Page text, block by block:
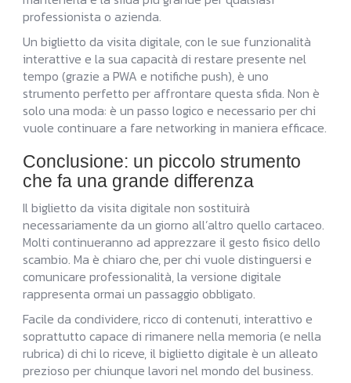
professionista o azienda.
Un biglietto da visita digitale, con le sue funzionalità
interattive e la sua capacità di restare presente nel
tempo (grazie a PWA e notifiche push), è uno
strumento perfetto per affrontare questa sfida. Non è
solo una moda: è un passo logico e necessario per chi
vuole continuare a fare networking in maniera efficace.
Conclusione: un piccolo strumento
che fa una grande differenza
Il biglietto da visita digitale non sostituirà
necessariamente da un giorno all’altro quello cartaceo.
Molti continueranno ad apprezzare il gesto fisico dello
scambio. Ma è chiaro che, per chi vuole distinguersi e
comunicare professionalità, la versione digitale
rappresenta ormai un passaggio obbligato.
Facile da condividere, ricco di contenuti, interattivo e
soprattutto capace di rimanere nella memoria (e nella
rubrica) di chi lo riceve, il biglietto digitale è un alleato
prezioso per chiunque lavori nel mondo del business.